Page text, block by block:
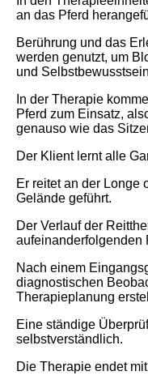
an das Pferd
Berührung und das
werden genutzt, um
und
In der Therapie
Pferd zum Einsatz,
genauso wie das
Der Klient lernt alle
Er reitet an der Longe
Gelände geführt.
Der Verlauf der
aufeinanderfolgenden
Nach einem
diagnostischen
Therapieplanung
Eine ständige
selbstverständlich.
Die Therapie endet